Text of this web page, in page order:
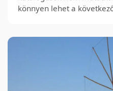
könnyen lehet a